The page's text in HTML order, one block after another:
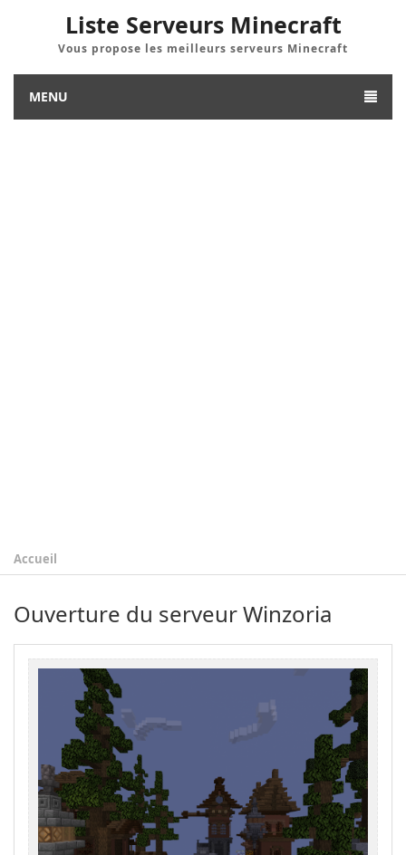
Liste Serveurs Minecraft
Vous propose les meilleurs serveurs Minecraft
MENU
Accueil
Ouverture du serveur Winzoria